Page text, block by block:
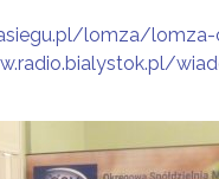
lomza/lomza-